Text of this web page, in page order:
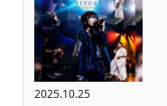
2025.10.25